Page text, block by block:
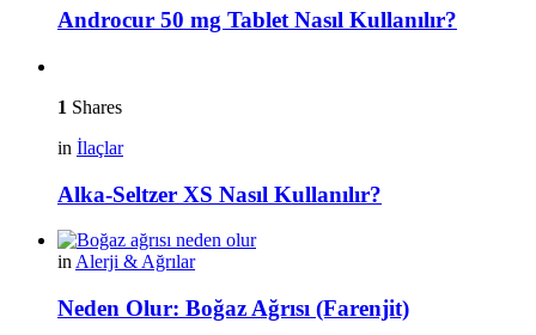
Androcur 50 mg Tablet Nasıl Kullanılır?
1 Shares
in İlaçlar
Alka-Seltzer XS Nasıl Kullanılır?
in Alerji & Ağrılar
Neden Olur: Boğaz Ağrısı (Farenjit)